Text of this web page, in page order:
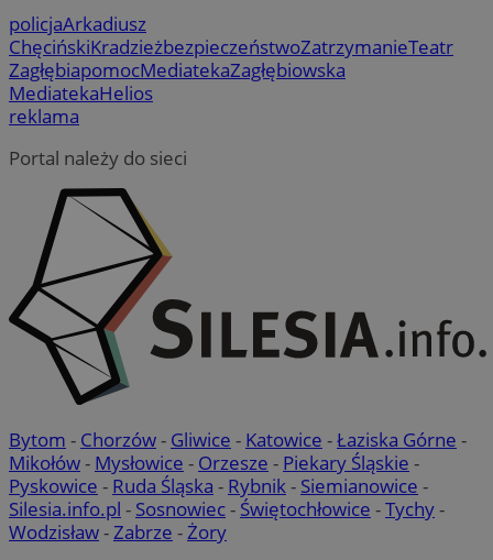
policjaArkadiusz
ChęcińskiKradzieżbezpieczeństwoZatrzymanieTeatr
ZagłębiapomocMediatekaZagłębiowska
MediatekaHelios
reklama
Portal należy do sieci
Bytom - Chorzów- Gliwice - Katowice -Łaziska Górne -
Mikołów- Mysłowice - Orzesze - Piekary Śląskie -
Pyskowice - Ruda Śląska - Rybnik- Siemianowice -
Silesia.info.pl - Sosnowiec- Świętochłowice -Tychy-
Wodzisław-Zabrze -Żory